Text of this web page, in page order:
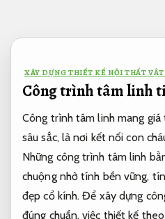
nội
XÂY DỰNG THIẾT KẾ NỘI THẤT
Công trình tâm linh
Công trình tâm linh mang
sâu sắc, là nơi kết nối con
Những công trình tâm linh
chuộng nhờ tính bền vững,
đẹp cổ kính. Để xây dựng
đúng chuẩn, việc thiết kế